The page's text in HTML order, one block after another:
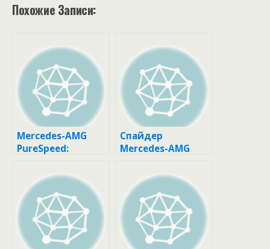
Похожие Записи:
Mercedes-AMG
PureSpeed:
эксклюзивной
гаммы Mythos
Спайдер
Mercedes-AMG
полноценная
премьера